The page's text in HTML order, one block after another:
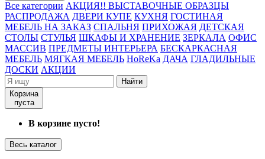
Все категории АКЦИЯ!! ВЫСТАВОЧНЫЕ ОБРАЗЦЫ
РАСПРОДАЖА ДВЕРИ КУПЕ КУХНЯ ГОСТИНАЯ
МЕБЕЛЬ НА ЗАКАЗ СПАЛЬНЯ ПРИХОЖАЯ ДЕТСКАЯ
СТОЛЫ СТУЛЬЯ ШКАФЫ И ХРАНЕНИЕ ЗЕРКАЛА ОФИС
МАССИВ ПРЕДМЕТЫ ИНТЕРЬЕРА БЕСКАРКАСНАЯ
МЕБЕЛЬ МЯГКАЯ МЕБЕЛЬ HoReKa ДАЧА ГЛАДИЛЬНЫЕ
ДОСКИ АКЦИИ
Найти
Корзина
пуста
В корзине пусто!
Весь каталог